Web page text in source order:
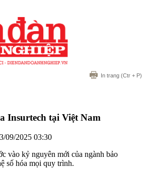
In trang (Ctr + P)
Insurtech tại Việt Nam
09/2025 03:30
vào kỷ nguyên mới của ngành bảo
số hóa mọi quy trình.